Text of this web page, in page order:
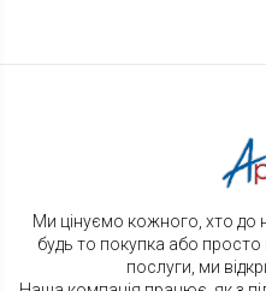
Ми цінуємо кожного, хто до
будь то покупка або
послуги, ми